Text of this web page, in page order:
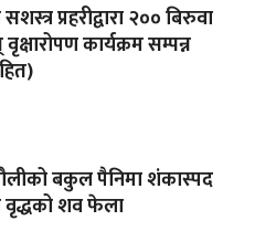
प्रहरीद्वारा २०० बिरुवा
कार्यक्रम सम्पन्न
बकुल पैनिमा शंकास्पद
वृद्धको शव फेला